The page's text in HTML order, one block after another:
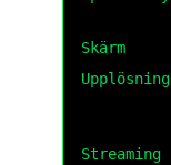
Skärm
Upplösning
Streaming